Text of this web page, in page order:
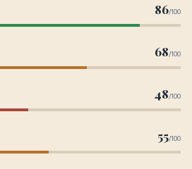
86/100
68/100
48/100
55/100